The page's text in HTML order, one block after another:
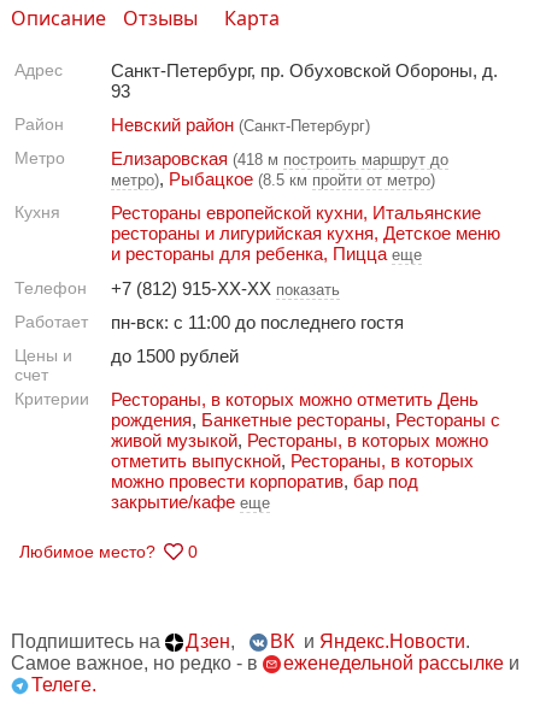
Описание Отзывы Карта
Адрес
Санкт-Петербург, пр. Обуховской Обороны, д.
93
Район Невский район (Санкт-Петербург)
Метро Елизаровская (418 м построить маршрут до
метро), Рыбацкое (8.5 км пройти от метро)
Кухня Рестораны европейской кухни, Итальянские
рестораны и лигурийская кухня, Детское меню
и рестораны для ребенка, Пицца еще
Телефон +7 (812) 915-XX-XX показать
Работает пн-вск: с 11:00 до последнего гостя
Цены и
счет
до 1500 рублей
Критерии
Рестораны, в которых можно отметить День
рождения, Банкетные рестораны, Рестораны с
живой музыкой, Рестораны, в которых можно
отметить выпускной, Рестораны, в которых
можно провести корпоратив, бар под
закрытие/кафе еще
Любимое место? 0
Подпишитесь на Дзен, ВК и Яндекс.Новости.
Самое важное, но редко - в
еженедельной рассылке и
Телеге.